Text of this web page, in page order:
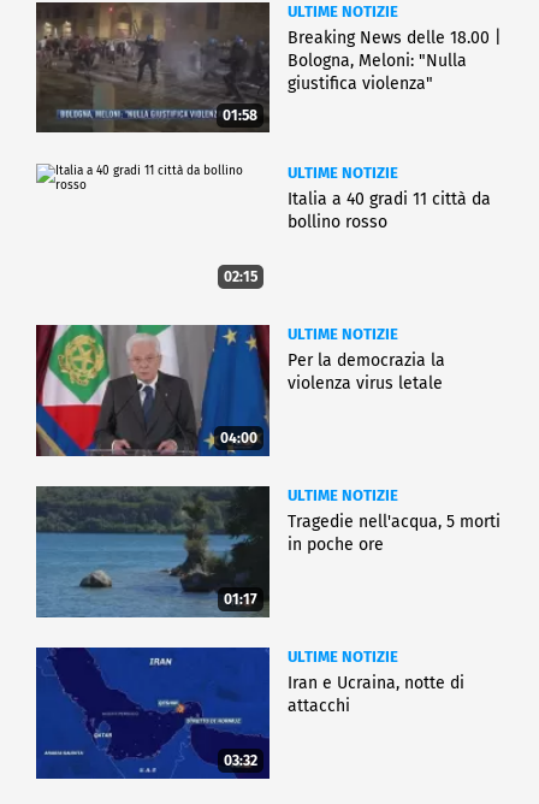
01:58
ULTIME NOTIZIE
Breaking News delle 18.00 |
Bologna, Meloni: "Nulla
giustifica violenza"
02:15
ULTIME NOTIZIE
Italia a 40 gradi 11 città da
bollino rosso
04:00
ULTIME NOTIZIE
Per la democrazia la
violenza virus letale
01:17
ULTIME NOTIZIE
Tragedie nell'acqua, 5 morti
in poche ore
03:32
ULTIME NOTIZIE
Iran e Ucraina, notte di
attacchi